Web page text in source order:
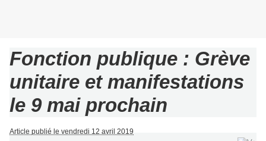
Fonction publique : Grève
unitaire et manifestations
le 9 mai prochain
Article publié le vendredi 12 avril 2019